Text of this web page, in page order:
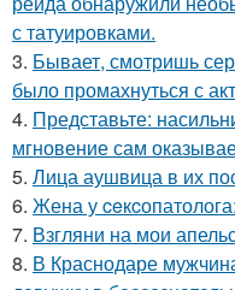
с татуировками.
3. Бывает, смотришь
было промахнуться с
4. Представьте:
мгновение сам
5. Лица аушвица в их
6. Жена у ceкcопатолога:
7. Взгляни на мои
8. В Краснодаре